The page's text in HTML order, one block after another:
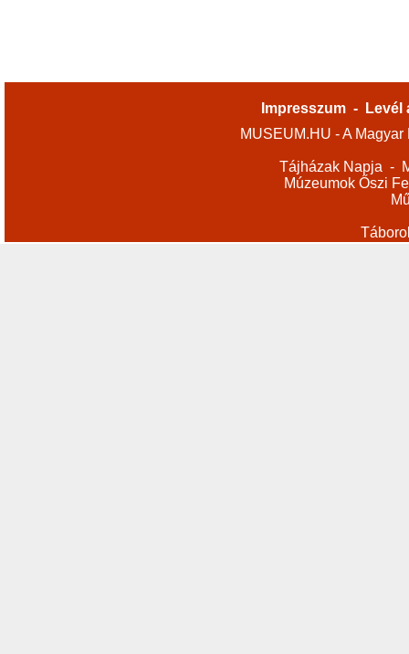
Impresszum -
Levél
MUSEUM.HU - A
Tájházak Napja -
Múzeumok Őszi